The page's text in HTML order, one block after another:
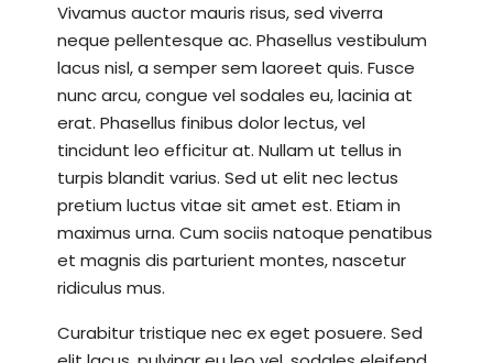
Vivamus auctor mauris risus, sed viverra
neque pellentesque ac. Phasellus vestibulum
lacus nisl, a semper sem laoreet quis. Fusce
nunc arcu, congue vel sodales eu, lacinia at
erat. Phasellus finibus dolor lectus, vel
tincidunt leo efficitur at. Nullam ut tellus in
turpis blandit varius. Sed ut elit nec lectus
pretium luctus vitae sit amet est. Etiam in
maximus urna. Cum sociis natoque penatibus
et magnis dis parturient montes, nascetur
ridiculus mus.
Curabitur tristique nec ex eget posuere. Sed